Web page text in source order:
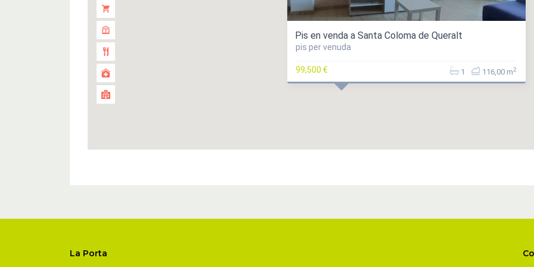
Pis en venda a Santa Coloma de Queralt
pis per venuda
99,500 € 116,00 m2
1
La Porta